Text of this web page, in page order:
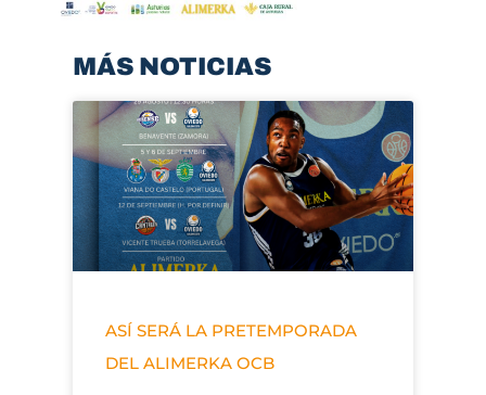
MÁS NOTICIAS
ASÍ SERÁ LA PRETEMPORADA
DEL ALIMERKA OCB